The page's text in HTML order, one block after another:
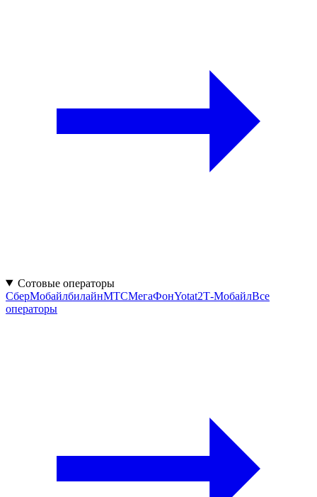
Сотовые операторы
СберМобайлбилайнМТСМегаФонYotat2Т-МобайлВсе
операторы